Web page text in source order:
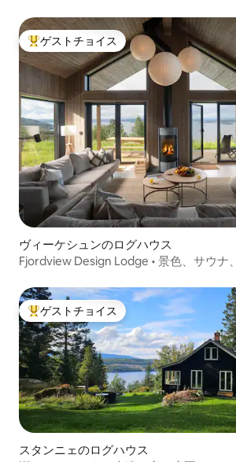
大好評のゲストチョイスです。
ゲストチョイス
ヴィーケシュンのログハウス
Fjordview Design Lodge • 景色、サウナ
大好評のゲストチョイスです。
ゲストチョイス
スタンニェのログハウス